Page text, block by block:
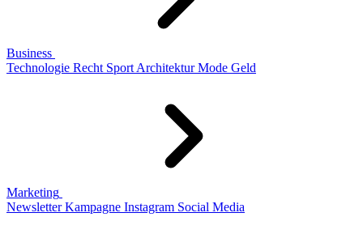
Business
Technologie Recht Sport Architektur Mode Geld
Marketing
Newsletter Kampagne Instagram Social Media